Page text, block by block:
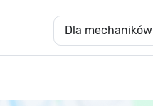
Dla mechaników